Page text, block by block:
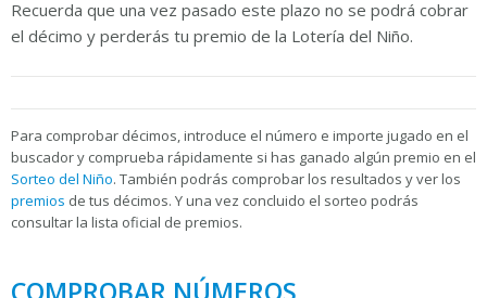
Recuerda que una vez pasado este plazo no se podrá cobrar
el décimo y perderás tu premio de la Lotería del Niño.
Para comprobar décimos, introduce el número e importe jugado en el
buscador y comprueba rápidamente si has ganado algún premio en el
Sorteo del Niño. También podrás comprobar los resultados y ver los
premios de tus décimos. Y una vez concluido el sorteo podrás
consultar la lista oficial de premios.